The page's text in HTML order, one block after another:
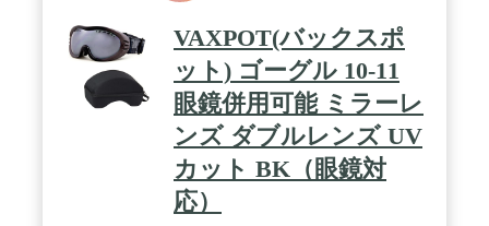
VAXPOT(バックスポ
ット) ゴーグル 10-11
眼鏡併用可能 ミラーレ
ンズ ダブルレンズ UV
カット BK（眼鏡対
応）